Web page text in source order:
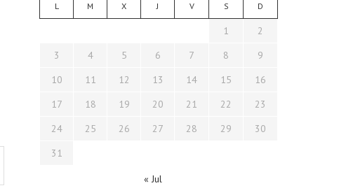
L M X J V S D
1
2
3
4 5 6 7 8
9
10
11 12 13 14 15
16
17
18 19 20 21 22
23
24
25 26 27 28 29
30
31
« Jul